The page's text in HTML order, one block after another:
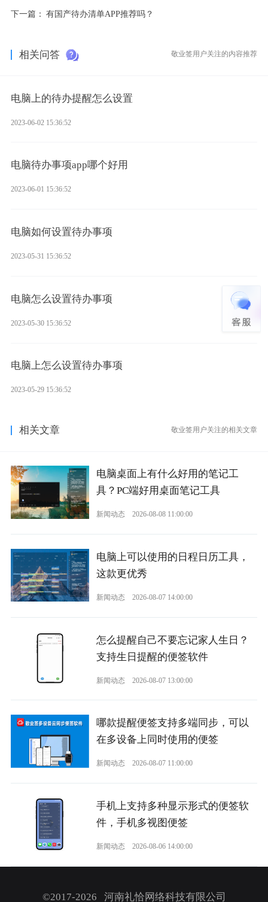
下一篇： 有国产待办清单APP推荐吗？
相关问答 敬业签用户关注的内容推荐
电脑上的待办提醒怎么设置
2023-06-02 15:36:52
电脑待办事项app哪个好用
2023-06-01 15:36:52
电脑如何设置待办事项
2023-05-31 15:36:52
电脑怎么设置待办事项
2023-05-30 15:36:52
电脑上怎么设置待办事项
2023-05-29 15:36:52
相关文章 敬业签用户关注的相关文章
电脑桌面上有什么好用的笔记工
具？PC端好用桌面笔记工具
新闻动态 2026-08-08 11:00:00
电脑上可以使用的日程日历工具，
这款更优秀
新闻动态 2026-08-07 14:00:00
怎么提醒自己不要忘记家人生日？
支持生日提醒的便签软件
新闻动态 2026-08-07 13:00:00
哪款提醒便签支持多端同步，可以
在多设备上同时使用的便签
新闻动态 2026-08-07 11:00:00
手机上支持多种显示形式的便签软
件，手机多视图便签
新闻动态 2026-08-06 14:00:00
©2017-2026 河南礼恰网络科技有限公司